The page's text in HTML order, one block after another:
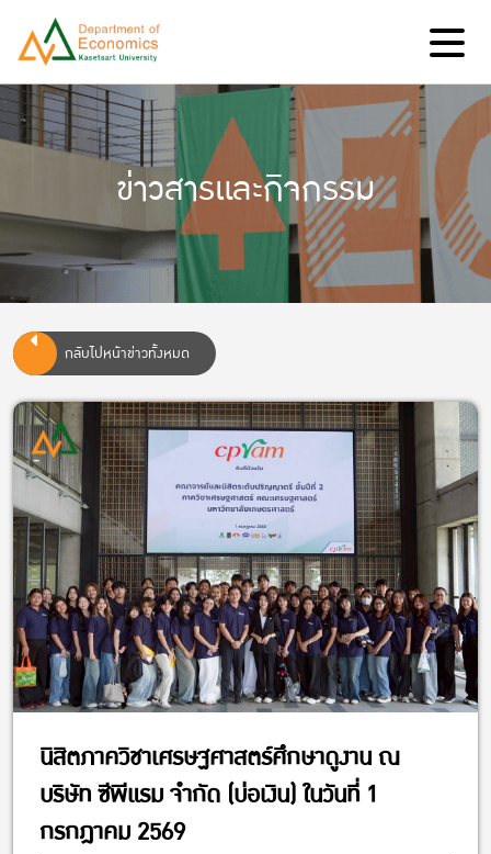
ข่าวสารและกิจกรรม
กลับไปหน้าข่าวทั้งหมด
นิสิตภาควิชาเศรษฐศาสตร์ศึกษาดูงาน ณ
บริษัท ซีพีแรม จำกัด (บ่อเงิน) ในวันที่ 1
กรกฎาคม 2569